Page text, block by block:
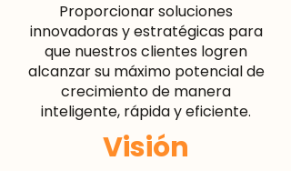
Proporcionar soluciones
innovadoras y estratégicas para
que nuestros clientes logren
alcanzar su máximo potencial de
crecimiento de manera
inteligente, rápida y eficiente.
Visión